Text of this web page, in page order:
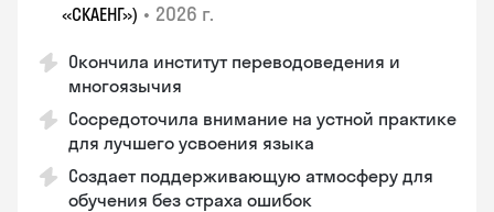
«СКАЕНГ») • 2026 г.
Окончила институт переводоведения и
многоязычия
Сосредоточила внимание на устной практике
для лучшего усвоения языка
Создает поддерживающую атмосферу для
обучения без страха ошибок